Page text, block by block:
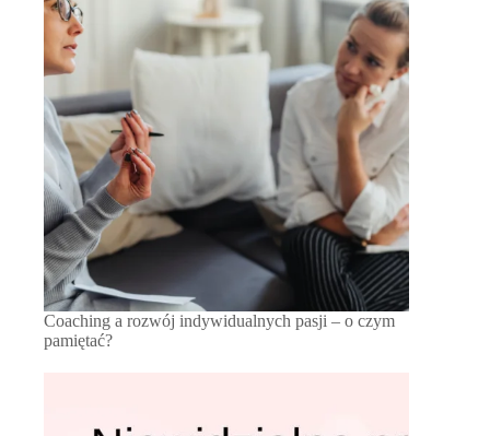
Coaching a rozwój indywidualnych pasji – o czym
pamiętać?